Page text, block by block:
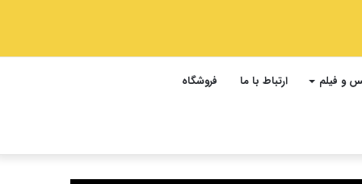
و فیلم ارتباط با ما فروشگاه